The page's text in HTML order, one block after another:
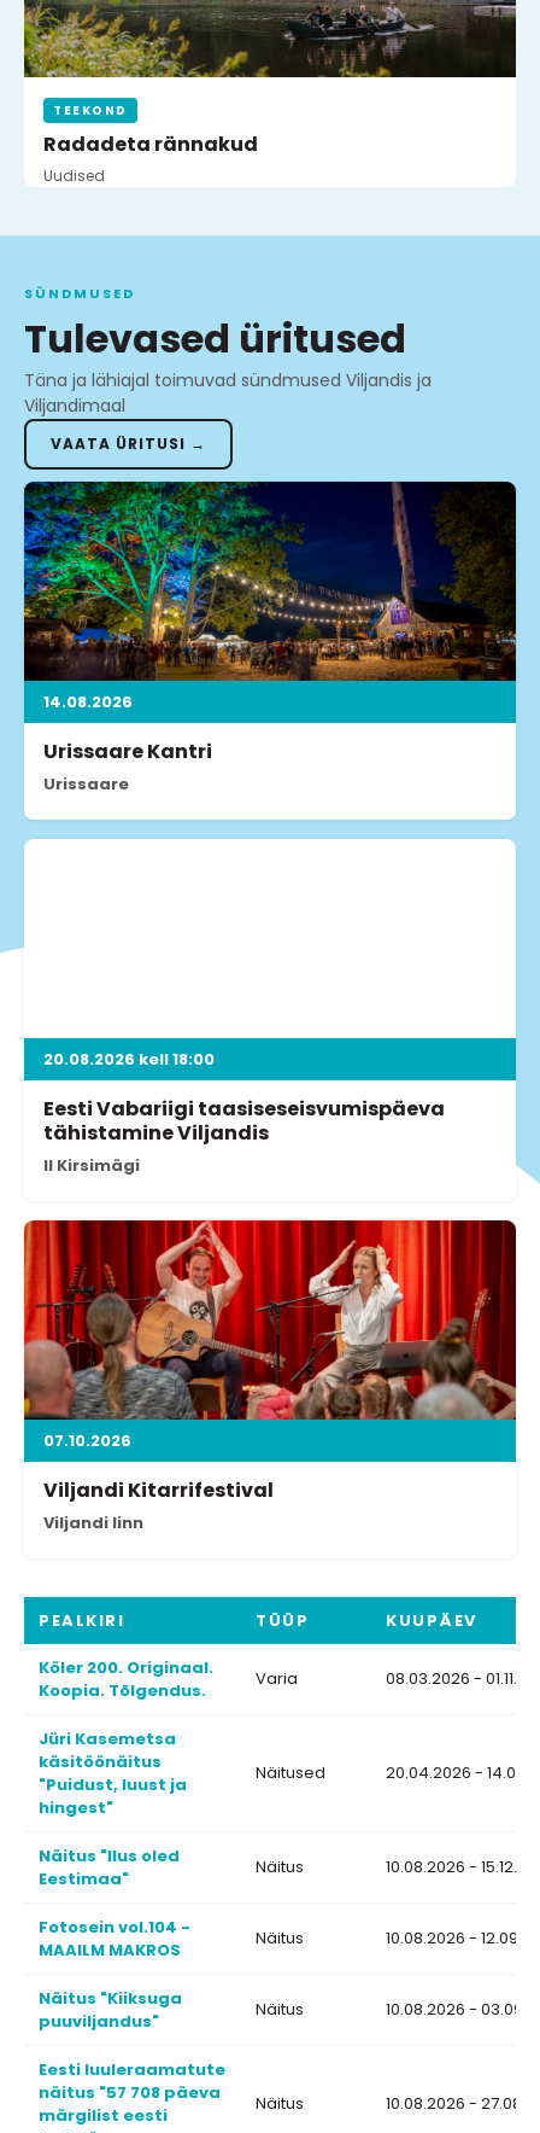
TEEKOND
Radadeta rännakud
Uudised
SÜNDMUSED
Tulevased üritused
Täna ja lähiajal toimuvad sündmused Viljandis ja
Viljandimaal
VAATA ÜRITUSI →
14.08.2026
Urissaare Kantri
Urissaare
20.08.2026 kell 18:00
Eesti Vabariigi taasiseseisvumispäeva
tähistamine Viljandis
II Kirsimägi
07.10.2026
Viljandi Kitarrifestival
Viljandi linn
PEALKIRI TÜÜP KUUPÄEV
Köler 200. Originaal.
Koopia. Tõlgendus.
Varia 08.03.2026 -
Jüri Kasemetsa
käsitöönäitus
"Puidust, luust ja
hingest"
Näitused 20.04.2026 -
Näitus "Ilus oled
Eestimaa"
Näitus 10.08.2026 -
Fotosein vol.104 -
MAAILM MAKROS
Näitus 10.08.2026 -
Näitus "Kiiksuga
puuviljandus"
Näitus 10.08.2026 -
Eesti luuleraamatute
näitus "57 708 päeva
märgilist eesti
Näitus 10.08.2026 -